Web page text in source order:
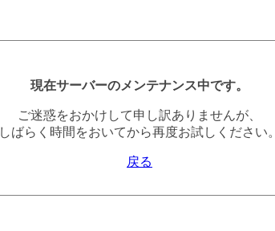
現在サーバーのメンテナンス中です。
ご迷惑をおかけして申し訳ありませんが、
しばらく時間をおいてから再度お試しください。
戻る